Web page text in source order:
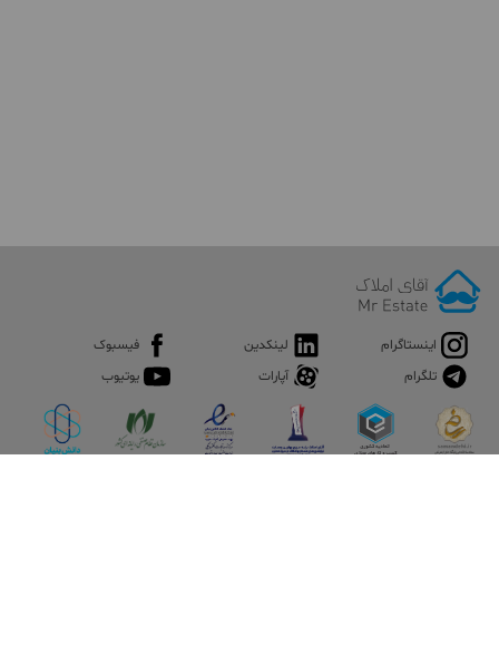
اینستاگرام لینکدین
فیسبوک
تلگرام
آپارات یوتیوب